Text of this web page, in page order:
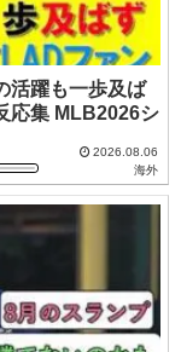
活躍も一歩及ば
応集 MLB2026シ
2026.08.06
海外